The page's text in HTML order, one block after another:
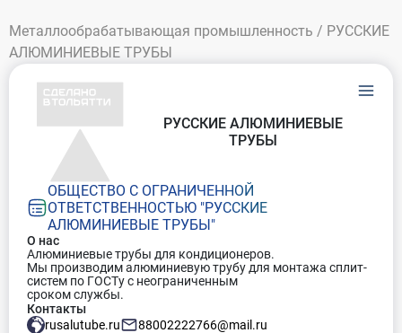
Металлообрабатывающая промышленность / РУССКИЕ
АЛЮМИНИЕВЫЕ ТРУБЫ
ОБЩЕСТВО С ОГРАНИЧЕННОЙ
ОТВЕТСТВЕННОСТЬЮ "РУССКИЕ
АЛЮМИНИЕВЫЕ ТРУБЫ"
РУССКИЕ АЛЮМИНИЕВЫЕ
ТРУБЫ
О нас
Алюминиевые трубы для кондиционеров.
Мы производим алюминиевую трубу для монтажа сплит-
систем по ГОСТу с неограниченным
сроком службы.
Контакты
rusalutube.ru
88002222766@mail.ru